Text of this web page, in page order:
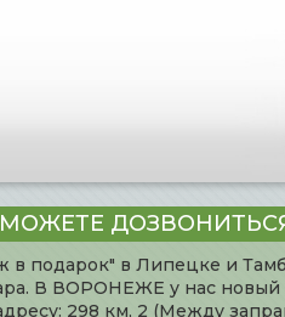
в подарок" в Липецке и
В ВОРОНЕЖЕ у нас новый
298 км, 2 (Между